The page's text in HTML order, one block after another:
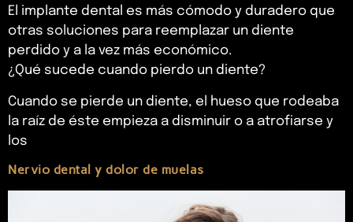
El implante dental es más cómodo y duradero que
otras soluciones para reemplazar un diente
perdido y a la vez más económico.
¿Qué sucede cuando pierdo un diente?
Cuando se pierde un diente, el hueso que rodeaba
la raíz de éste empieza a disminuir o a atrofiarse y
los
Nervio dental y dolor de muelas